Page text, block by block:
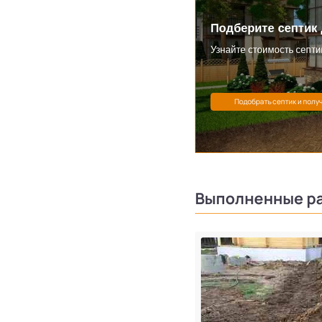
Подберите
Узнайте стоимость
Выполненные